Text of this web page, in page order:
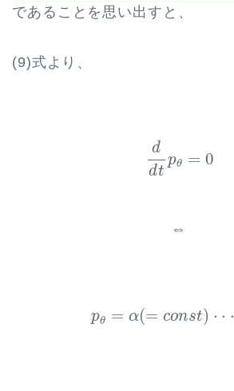
であることを思い出すと、
(9)式より、
d
dt
pθ = 0
dd
⇔
pθ = α(= const) ⋅ ⋅ ⋅
α( t)⋅